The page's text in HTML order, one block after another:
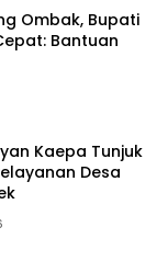
Ombak, Bupati
Bantuan
Kaepa Tunjuk
Desa